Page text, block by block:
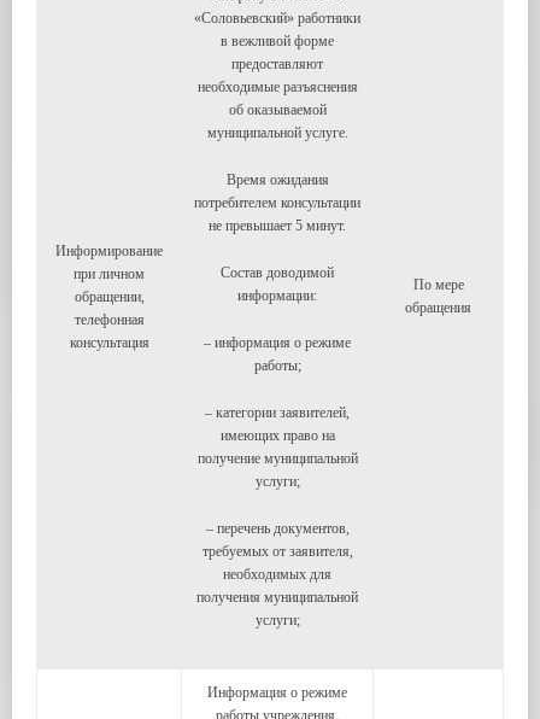
Информирование
при личном
обращении,
телефонная
консультация
«Соловьевский» работники
в вежливой форме
предоставляют
необходимые разъяснения
об оказываемой
муниципальной услуге.
Время ожидания
потребителем консультации
не превышает 5 минут.
Состав доводимой
информации:
– информация о режиме
работы;
– категории заявителей,
имеющих право на
получение муниципальной
услуги;
– перечень документов,
требуемых от заявителя,
необходимых для
получения муниципальной
услуги;
По мере
обращения
Информация о режиме